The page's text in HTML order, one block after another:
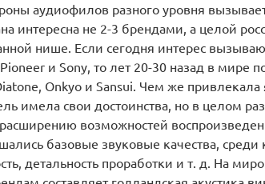
аудиофилов разного уровня
интересна не 2-3 брендами, а целой
нише. Если сегодня интерес
и Sony, то лет 20-30 назад в мире
Onkyo и Sansui. Чем же привлекала
имела свои достоинства, но в целом
возможностей
базовые звуковые качества, среди
детальность проработки и т. д. На